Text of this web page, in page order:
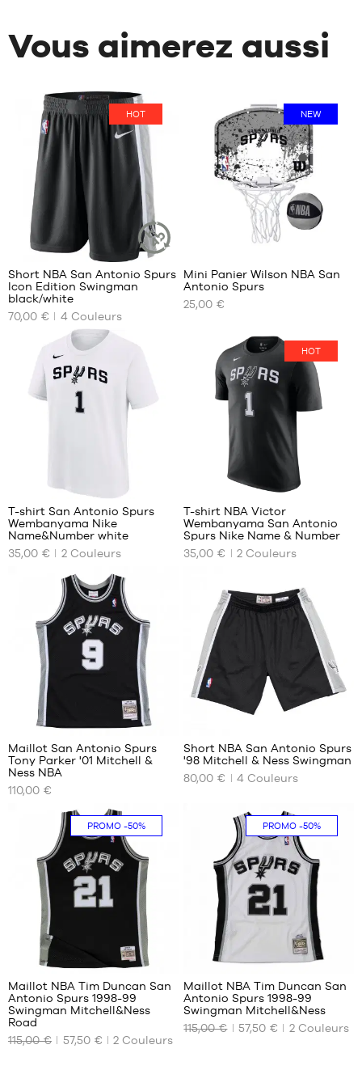
Vous aimerez aussi
HOT
ARTICLE
NOS
TAILLES
DISPONIBLES
22
Short NBA San Antonio Spurs
Icon Edition Swingman
black/white
70,00 €
4Couleurs
NEW
NOS
TAILLES
Taille
unique
3
Mini Panier Wilson NBA San
Antonio Spurs
25,00 €
NOS
DISPONIBLES
XXL
T-shirt San Antonio Spurs
Wembanyama Nike
Name&Number white
35,00 €
2Couleurs
HOT
NOS
TAILLES
DISPONIBLES
M
L
XL
XXL
T-shirt NBA Victor
Wembanyama San Antonio
Spurs Nike Name & Number
35,00 €
2 Couleurs
NOS
DISPONIBLES
XXL
Maillot San Antonio Spurs
Tony Parker '01 Mitchell &
Ness NBA
110,00 €
NOS
TAILLES
XXL
Short NBA San Antonio Spurs
'98 Mitchell & Ness Swingman
80,00 €
4 Couleurs
PROMO-50%
NOS
TAILLES
DISPONIBLES
Maillot NBA Tim Duncan San
Antonio Spurs 1998-99
Swingman Mitchell&Ness
Road
115,00 €
57,50 € 2 Couleurs
PROMO-50%
NOS
TAILLES
DISPONIBLES
Maillot NBA Tim Duncan San
Antonio Spurs 1998-99
Swingman Mitchell&Ness
115,00 €
57,50 € 2Couleurs